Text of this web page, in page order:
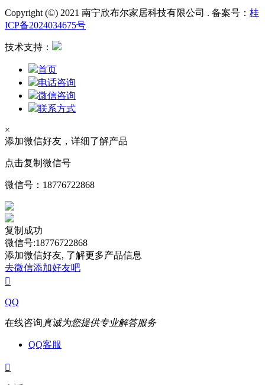
Copyright (©) 2021 南宁欣布尔家居科技有限公司 . 备案号： 桂
ICP备2024034675号
技术支持：
首页
电话咨询
微信咨询
联系方式
×
添加微信好友，详细了解产品
点击复制微信号
微信号： 18776722868
复制成功
微信号:18776722868
添加微信好友, 了解更多产品信息
去微信添加好友吧

QQ
在线咨询真诚为您提供专业解答服务
QQ客服
